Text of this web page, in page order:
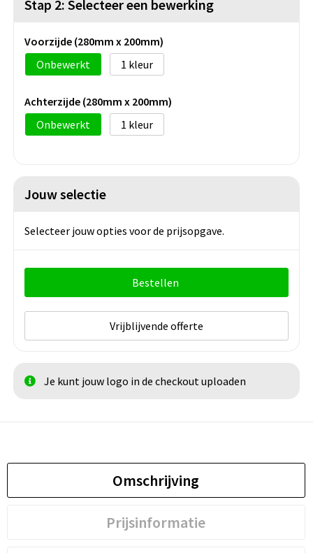
Stap 2: Selecteer een bewerking
Voorzijde (280mm x 200mm)
Onbewerkt
1
Achterzijde (280mm x 200mm)
Onbewerkt
1
Jouw selectie
Selecteer jouw opties voor de prijsopgave.
Bestellen
Vrijblijvende offerte
Je kunt jouw logo in de checkout uploaden
Omschrijving
Prijsinformatie